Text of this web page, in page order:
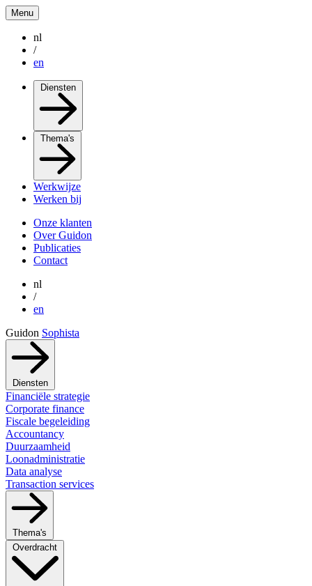
Menu
nl
/
en
Diensten
Thema's
Werkwijze
Werken bij
Onze klanten
Over Guidon
Publicaties
Contact
nl
/
en
Guidon Sophista
Diensten
Financiële strategie
Corporate finance
Fiscale begeleiding
Accountancy
Duurzaamheid
Loonadministratie
Data analyse
Transaction services
Thema's
Overdracht